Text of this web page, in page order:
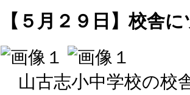
【５月２９日】校舎
山古志小中学校の校